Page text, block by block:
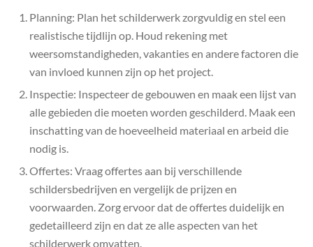
Planning: Plan het schilderwerk zorgvuldig en stel een
realistische tijdlijn op. Houd rekening met
weersomstandigheden, vakanties en andere factoren die
van invloed kunnen zijn op het project.
Inspectie: Inspecteer de gebouwen en maak een lijst van
alle gebieden die moeten worden geschilderd. Maak een
inschatting van de hoeveelheid materiaal en arbeid die
nodig is.
Offertes: Vraag offertes aan bij verschillende
schildersbedrijven en vergelijk de prijzen en
voorwaarden. Zorg ervoor dat de offertes duidelijk en
gedetailleerd zijn en dat ze alle aspecten van het
schilderwerk omvatten.